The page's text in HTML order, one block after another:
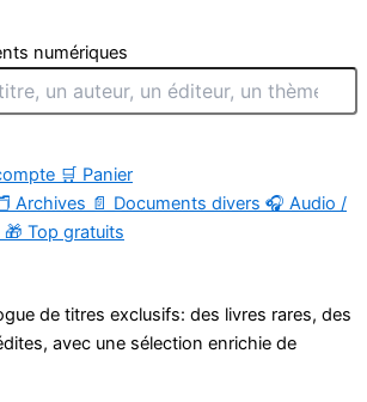
numériques
🛒 Panier
Archives 📄 Documents divers 🎧 Audio /
🎁 Top gratuits
de titres exclusifs: des livres rares, des
avec une sélection enrichie de